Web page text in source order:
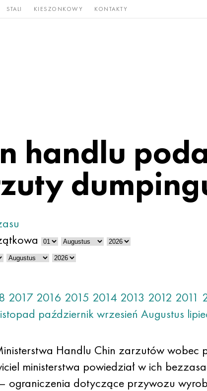
STALI KIESZONKOWY KONTAKTY
Stal Rzadkie i
handlu
2017 2016 2015 2014 2013 2012 2011
październikwrzesień Augustus
Handlu Chin zarzutów wobec
ministerstwa powiedział w ich
ograniczenia dotyczące przywozu